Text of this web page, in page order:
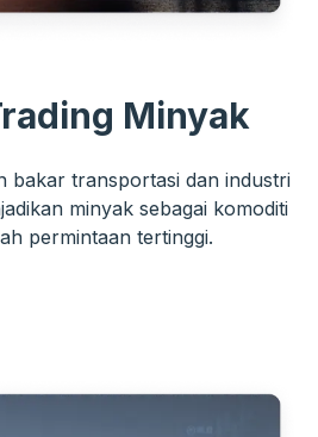
Minyak
bakar transportasi dan industri
minyak sebagai komoditi
permintaan tertinggi.